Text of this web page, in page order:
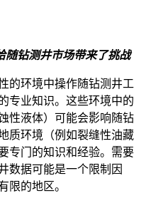
随钻测井市场带来了挑战
的环境中操作随钻测井工
专业知识。这些环境中的
性液体）可能会影响随钻
质环境（例如裂缝性油藏
专门的知识和经验。需要
数据可能是一个限制因
限的地区。